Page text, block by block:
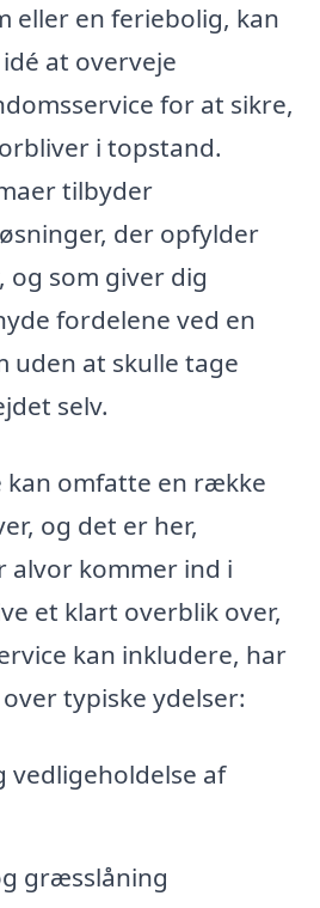
eller en feriebolig, kan
at overveje
for at sikre,
i topstand.
tilbyder
der opfylder
og som giver dig
fordelene ved en
uden at skulle tage
selv.
kan omfatte en række
og det er her,
alvor kommer ind i
et klart overblik over,
kan inkludere, har
typiske ydelser:
vedligeholdelse af
græsslåning